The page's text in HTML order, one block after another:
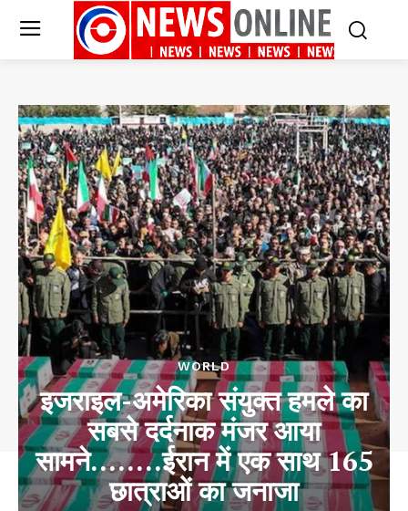
WORLD
इजराइल-अमेरिका संयुक्त हमले का
सबसे दर्दनाक मंजर आया
सामने……..ईरान में एक साथ 165
छात्राओं का जनाजा